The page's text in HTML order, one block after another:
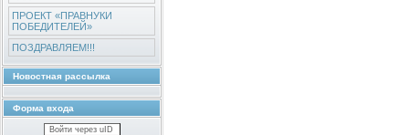
ПРОЕКТ «ПРАВНУКИ
ПОБЕДИТЕЛЕЙ»
ПОЗДРАВЛЯЕМ!!!
Новостная рассылка
Форма входа
Войти через uID